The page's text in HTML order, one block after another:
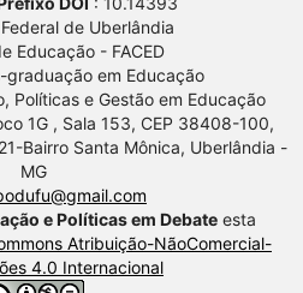
de Uberlândia
Educação - FACED
graduação em Educação
Políticas e Gestão em Educação
1G , Sala 153, CEP 38408-100,
Bairro Santa Mônica, Uberlândia -
MG
e Políticas em Debateesta
Atribuição-NãoComercial-
4.0 Internacional